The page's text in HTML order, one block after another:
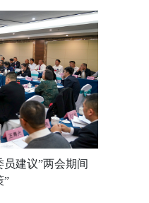
员建议”两会期间
”